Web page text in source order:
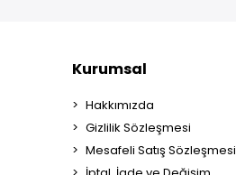
Kurumsal
Hakkımızda
Gizlilik Sözleşmesi
Mesafeli Satış Sözleşmesi